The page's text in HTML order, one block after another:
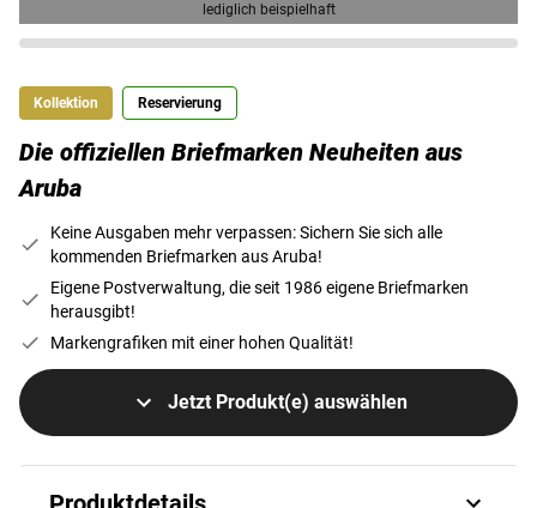
lediglich beispielhaft
Kollektion Reservierung
Die offiziellen Briefmarken Neuheiten aus
Aruba
Keine Ausgaben mehr verpassen: Sichern Sie sich alle
kommenden Briefmarken aus Aruba!
Eigene Postverwaltung, die seit 1986 eigene Briefmarken
herausgibt!
Markengrafiken mit einer hohen Qualität!
Jetzt Produkt(e) auswählen